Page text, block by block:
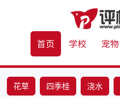
首页 学校 宠物
花草 四季桂 浇水